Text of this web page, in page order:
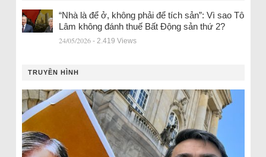
“Nhà là để ở, không phải để tích sản”: Vì sao Tô
Lâm không đánh thuế Bất Động sản thứ 2?
24/05/2026 - 2.419 Views
TRUYỀN HÌNH